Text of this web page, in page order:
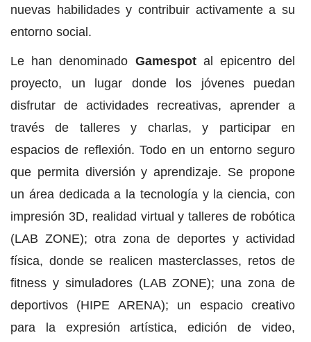
nuevas habilidades y contribuir activamente a su
entorno social.
Le han denominado Gamespotal epicentro del
proyecto, un lugar donde los jóvenes puedan
disfrutar de actividades recreativas, aprender a
través de talleres y charlas, y participar en
espacios de reflexión. Todo en un entorno seguro
que permita diversión y aprendizaje. Se propone
un área dedicada a la tecnología y la ciencia, con
impresión 3D, realidad virtual y talleres de robótica
(LAB ZONE); otra zona de deportes y actividad
física, donde se realicen masterclasses, retos de
fitness y simuladores (LAB ZONE); una zona de
deportivos (HIPE ARENA); un espacio creativo
para la expresión artística, edición de video,